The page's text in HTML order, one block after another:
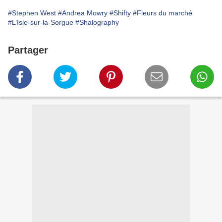
#Stephen West #Andrea Mowry #Shifty #Fleurs du marché
#L’Isle-sur-la-Sorgue #Shalography
Partager